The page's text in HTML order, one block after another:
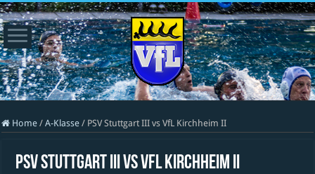
Home / A-Klasse / PSV Stuttgart III vs VfL Kirchheim II
PSV Stuttgart III vs VfL Kirchheim II